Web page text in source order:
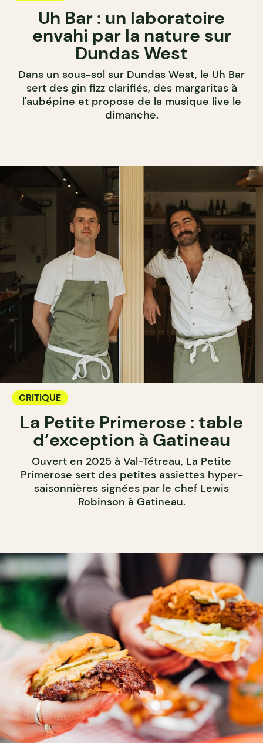
Uh Bar : un laboratoire
envahi par la nature sur
Dundas West
Dans un sous-sol sur Dundas West, le Uh Bar
sert des gin fizz clarifiés, des margaritas à
l'aubépine et propose de la musique live le
dimanche.
CRITIQUE
La Petite Primerose : table
d’exception à Gatineau
Ouvert en 2025 à Val-Tétreau, La Petite
Primerose sert des petites assiettes hyper-
saisonnières signées par le chef Lewis
Robinson à Gatineau.